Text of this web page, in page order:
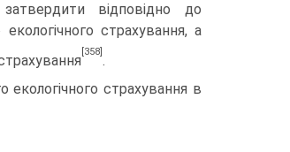
відповідно до
страхування, а
[358]
.
екологічного страхування в